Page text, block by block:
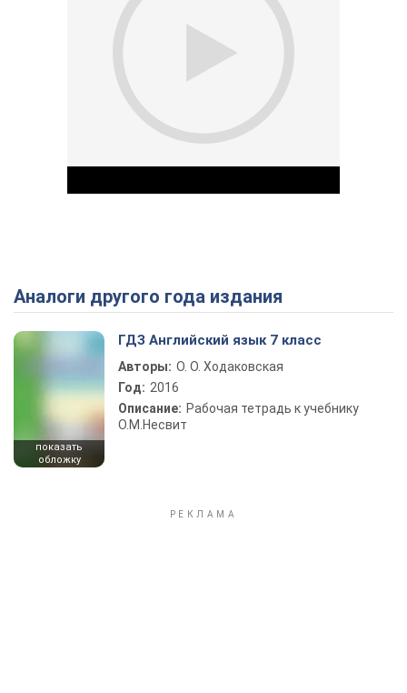
Play Video
Аналоги другого года издания
показать
обложку
ГДЗ Английский язык 7 класс
Авторы: О. О. Ходаковская
Год: 2016
Описание: Рабочая тетрадь к учебнику
О.М.Несвит